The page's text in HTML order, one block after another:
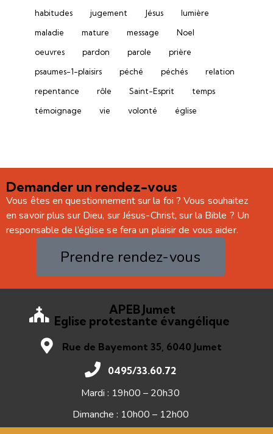
habitudes
jugement Jésus
lumière
maladie
mature message
Noel
oeuvres
pardon parole
prière
psaumes-1-plaisirs
péché péchés
relation
repentance
rôle Saint-Esprit
temps
témoignage
vie volonté église
Demander un rendez-vous
Vous êtes en questionnement sur la foi ? Vous souhaitez
en savoir plus sur Dieu, sur Jésus-Christ, sur la Bible ? Un
responsable de l’église se fera un plaisir de vous aider.
Prendre rendez-vous
APEB Jumet
Eglise protestante évangélique
Rue de Bayemont 35, 6040 Jumet
0495/33.60.72
Mardi : 19h00 – 20h30
Dimanche : 10h00 – 12h00